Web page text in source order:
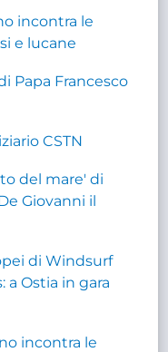
incontra le
e lucane
Papa Francesco
CSTN
del mare' di
Giovanni il
di Windsurf
a Ostia in gara
incontra le